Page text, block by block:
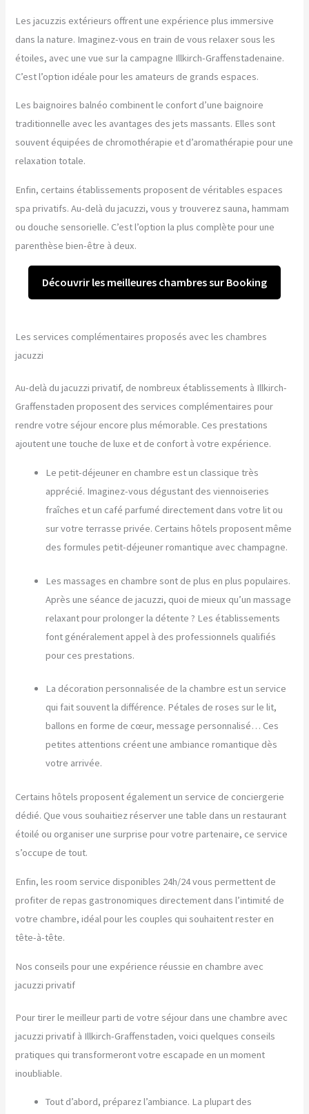
Les jacuzzis extérieurs offrent une expérience plus immersive
dans la nature. Imaginez-vous en train de vous relaxer sous les
étoiles, avec une vue sur la campagne Illkirch-Graffenstadenaine.
C’est l’option idéale pour les amateurs de grands espaces.
Les baignoires balnéo combinent le confort d’une baignoire
traditionnelle avec les avantages des jets massants. Elles sont
souvent équipées de chromothérapie et d’aromathérapie pour une
relaxation totale.
Enfin, certains établissements proposent de véritables espaces
spa privatifs. Au-delà du jacuzzi, vous y trouverez sauna, hammam
ou douche sensorielle. C’est l’option la plus complète pour une
parenthèse bien-être à deux.
Découvrir les meilleures chambres sur Booking
Les services complémentaires proposés avec les chambres
jacuzzi
Au-delà du jacuzzi privatif, de nombreux établissements à Illkirch-
Graffenstaden proposent des services complémentaires pour
rendre votre séjour encore plus mémorable. Ces prestations
ajoutent une touche de luxe et de confort à votre expérience.
Le petit-déjeuner en chambre est un classique très
apprécié. Imaginez-vous dégustant des viennoiseries
fraîches et un café parfumé directement dans votre lit ou
sur votre terrasse privée. Certains hôtels proposent même
des formules petit-déjeuner romantique avec champagne.
Les massages en chambre sont de plus en plus populaires.
Après une séance de jacuzzi, quoi de mieux qu’un massage
relaxant pour prolonger la détente ? Les établissements
font généralement appel à des professionnels qualifiés
pour ces prestations.
La décoration personnalisée de la chambre est un service
qui fait souvent la différence. Pétales de roses sur le lit,
ballons en forme de cœur, message personnalisé… Ces
petites attentions créent une ambiance romantique dès
votre arrivée.
Certains hôtels proposent également un service de conciergerie
dédié. Que vous souhaitiez réserver une table dans un restaurant
étoilé ou organiser une surprise pour votre partenaire, ce service
s’occupe de tout.
Enfin, les room service disponibles 24h/24 vous permettent de
profiter de repas gastronomiques directement dans l’intimité de
votre chambre, idéal pour les couples qui souhaitent rester en
tête-à-tête.
Nos conseils pour une expérience réussie en chambre avec
jacuzzi privatif
Pour tirer le meilleur parti de votre séjour dans une chambre avec
jacuzzi privatif à Illkirch-Graffenstaden, voici quelques conseils
pratiques qui transformeront votre escapade en un moment
inoubliable.
Tout d’abord, préparez l’ambiance. La plupart des